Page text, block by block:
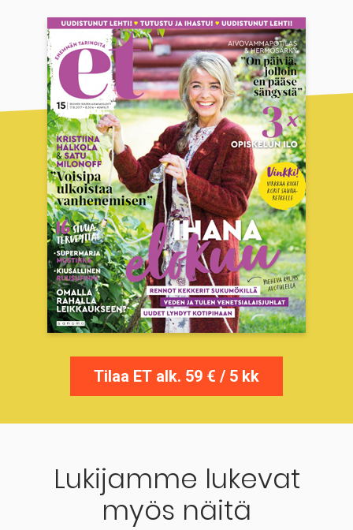
Tilaa ET alk. 59 € / 5 kk
Lukijamme lukevat
myös näitä